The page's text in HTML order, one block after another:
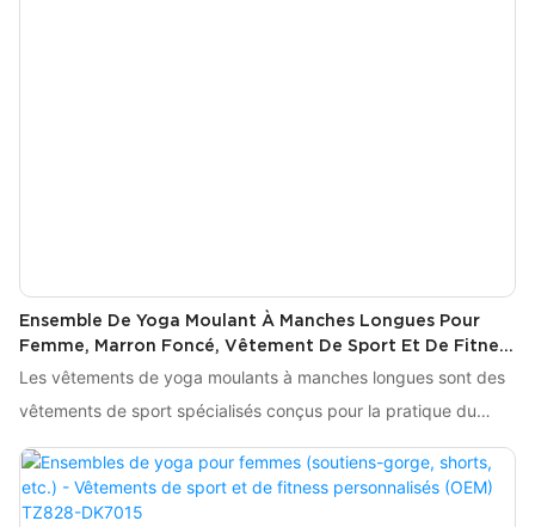
Ensemble De Yoga Moulant À Manches Longues Pour
Femme, Marron Foncé, Vêtement De Sport Et De Fitness
Personnalisé OEM TZ8519-909
Les vêtements de yoga moulants à manches longues sont des
vêtements de sport spécialisés conçus pour la pratique du
yoga et d'autres entraînements d'intensité faible à modérée.